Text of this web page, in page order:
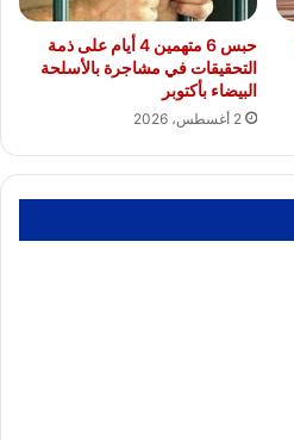
حبس 6 متهمين 4 أيام على ذمة
التحقيقات في مشاجرة بالأسلحة
البيضاء بأكتوبر
2 أغسطس، 2026